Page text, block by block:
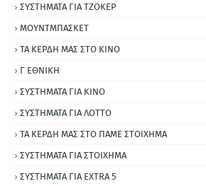
ΣΥΣΤΗΜΑΤΑ ΓΙΑ ΤΖΟΚΕΡ
ΜΟΥΝΤΜΠΑΣΚΕΤ
ΤΑ ΚΕΡΔΗ ΜΑΣ ΣΤΟ ΚΙΝΟ
Γ ΕΘΝΙΚΗ
ΣΥΣΤΗΜΑΤΑ ΓΙΑ ΚΙΝΟ
ΣΥΣΤΗΜΑΤΑ ΓΙΑ ΛΟΤΤΟ
ΤΑ ΚΕΡΔΗ ΜΑΣ ΣΤΟ ΠΑΜΕ ΣΤΟΙΧΗΜΑ
ΣΥΣΤΗΜΑΤΑ ΓΙΑ ΣΤΟΙΧΗΜΑ
ΣΥΣΤΗΜΑΤΑ ΓΙΑ ΕΧΤRΑ 5